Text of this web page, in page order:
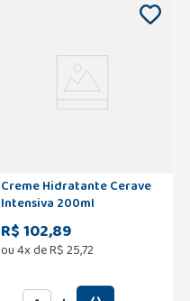
Creme Hidratante Cerave
Intensiva 200ml
R$ 102,89
ou4x deR$25,72